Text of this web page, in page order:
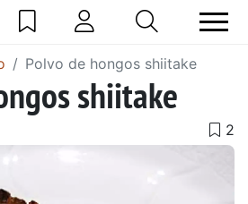
Polvo de hongos shiitake
shiitake